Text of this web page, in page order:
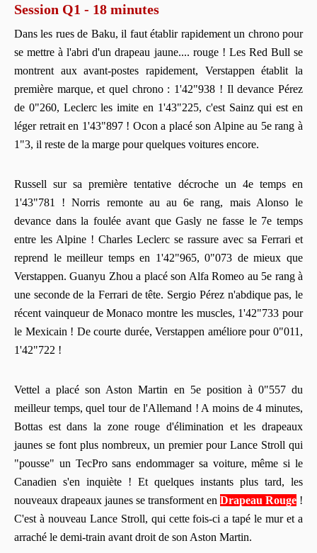
Session Q1 - 18 minutes
Dans les rues de Baku, il faut établir rapidement un chrono pour
se mettre à l'abri d'un drapeau jaune.... rouge ! Les Red Bull se
montrent aux avant-postes rapidement, Verstappen établit la
première marque, et quel chrono : 1'42"938 ! Il devance Pérez
de 0"260, Leclerc les imite en 1'43"225, c'est Sainz qui est en
léger retrait en 1'43"897 ! Ocon a placé son Alpine au 5e rang à
1"3, il reste de la marge pour quelques voitures encore.
Russell sur sa première tentative décroche un 4e temps en
1'43"781 ! Norris remonte au au 6e rang, mais Alonso le
devance dans la foulée avant que Gasly ne fasse le 7e temps
entre les Alpine ! Charles Leclerc se rassure avec sa Ferrari et
reprend le meilleur temps en 1'42"965, 0"073 de mieux que
Verstappen. Guanyu Zhou a placé son Alfa Romeo au 5e rang à
une seconde de la Ferrari de tête. Sergio Pérez n'abdique pas, le
récent vainqueur de Monaco montre les muscles, 1'42"733 pour
le Mexicain ! De courte durée, Verstappen améliore pour 0"011,
1'42"722 !
Vettel a placé son Aston Martin en 5e position à 0"557 du
meilleur temps, quel tour de l'Allemand ! A moins de 4 minutes,
Bottas est dans la zone rouge d'élimination et les drapeaux
jaunes se font plus nombreux, un premier pour Lance Stroll qui
"pousse" un TecPro sans endommager sa voiture, même si le
Canadien s'en inquiète ! Et quelques instants plus tard, les
nouveaux drapeaux jaunes se transforment en Drapeau Rouge !
C'est à nouveau Lance Stroll, qui cette fois-ci a tapé le mur et a
arraché le demi-train avant droit de son Aston Martin.